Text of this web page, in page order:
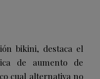
bikini, destaca el
de aumento de
cual alternativa no